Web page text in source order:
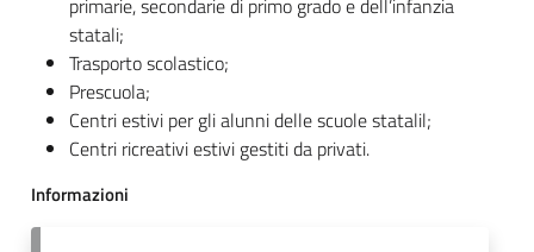
primarie, secondarie di primo grado e dell’infanzia
statali;
Trasporto scolastico;
Prescuola;
Centri estivi per gli alunni delle scuole statalil;
Centri ricreativi estivi gestiti da privati.
Informazioni